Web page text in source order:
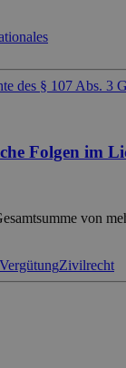
Folgen im
von
VergütungZivilrecht